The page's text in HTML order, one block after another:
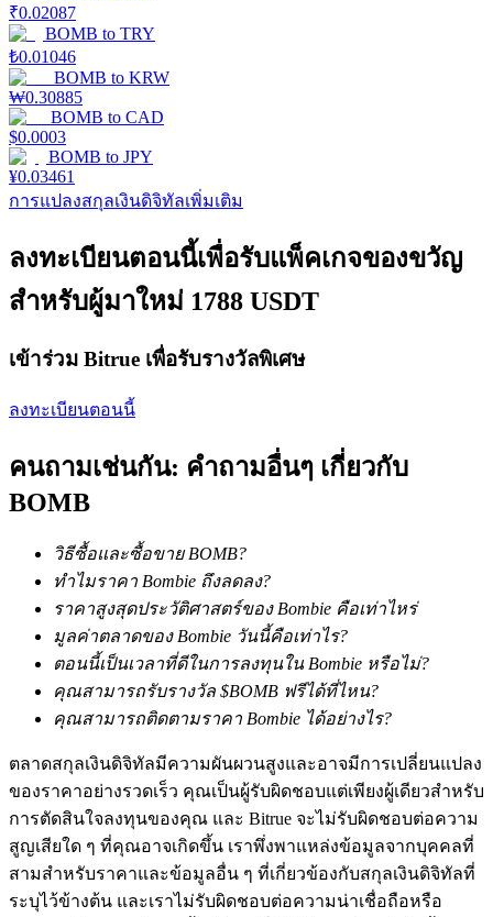
ได้รับ
พาวเวอร์พิกกี้
การปักหลัก
ผลตอบแทนสูงและเข้าถึงได้ทันที
₹0.02087
BOMB to TRY
₺0.01046
BOMB to KRW
₩0.30885
BOMB to CAD
$0.0003
BOMB to JPY
¥0.03461
การแปลงสกุลเงินดิจิทัลเพิ่มเติม
ลงทะเบียนตอนนี้เพื่อรับแพ็คเกจของขวัญ
สำหรับผู้มาใหม่ 1788 USDT
เข้าร่วม Bitrue เพื่อรับรางวัลพิเศษ
ลงทะเบียนตอนนี้
คนถามเช่นกัน: คำถามอื่นๆ เกี่ยวกับ
BOMB
วิธีซื้อและซื้อขาย BOMB?
ทำไมราคา Bombie ถึงลดลง?
ราคาสูงสุดประวัติศาสตร์ของ Bombie คือเท่าไหร่
มูลค่าตลาดของ Bombie วันนี้คือเท่าไร?
ตอนนี้เป็นเวลาที่ดีในการลงทุนใน Bombie หรือไม่?
คุณสามารถรับรางวัล $BOMB ฟรีได้ที่ไหน?
คุณสามารถติดตามราคา Bombie ได้อย่างไร?
ตลาดสกุลเงินดิจิทัลมีความผันผวนสูงและอาจมีการเปลี่ยนแปลง
ของราคาอย่างรวดเร็ว คุณเป็นผู้รับผิดชอบแต่เพียงผู้เดียวสำหรับ
การตัดสินใจลงทุนของคุณ และ Bitrue จะไม่รับผิดชอบต่อความ
สูญเสียใด ๆ ที่คุณอาจเกิดขึ้น เราพึ่งพาแหล่งข้อมูลจากบุคคลที่
สามสำหรับราคาและข้อมูลอื่น ๆ ที่เกี่ยวข้องกับสกุลเงินดิจิทัลที่
ระบุไว้ข้างต้น และเราไม่รับผิดชอบต่อความน่าเชื่อถือหรือ